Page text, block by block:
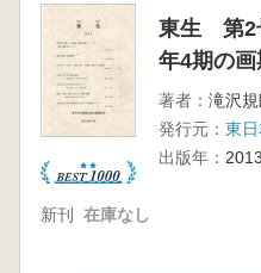
東生 第2
年4期の
著者： 滝沢
発行元： 東
出版年：
新刊 在庫なし